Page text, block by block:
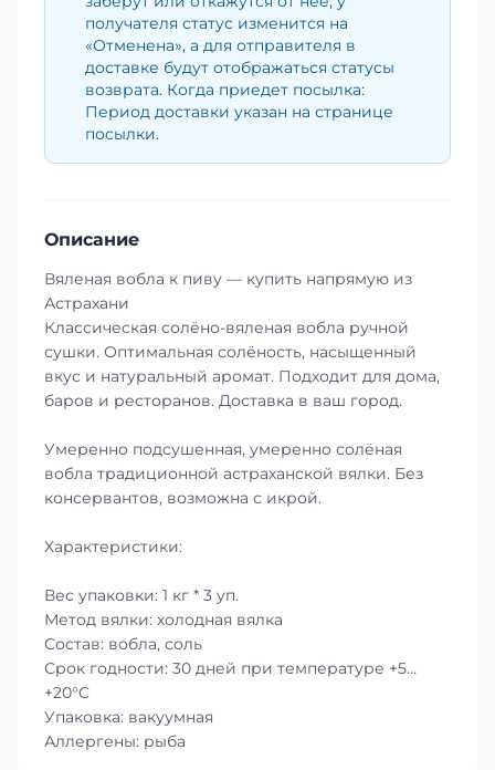
получателя статус изменится на
«Отменена», а для отправителя в
доставке будут отображаться статусы
возврата. Когда приедет посылка:
Период доставки указан на странице
посылки.
Описание
Вяленая вобла к пиву — купить напрямую из
Астрахани
Классическая солёно-вяленая вобла ручной
сушки. Оптимальная солёность, насыщенный
вкус и натуральный аромат. Подходит для дома,
баров и ресторанов. Доставка в ваш город.
Умеренно подсушенная, умеренно солёная
вобла традиционной астраханской вялки. Без
консервантов, возможна с икрой.
Характеристики:
Вес упаковки: 1 кг * 3 уп.
Метод вялки: холодная вялка
Состав: вобла, соль
Срок годности: 30 дней при температуре +5…
+20°C
Упаковка: вакуумная
Аллергены: рыба